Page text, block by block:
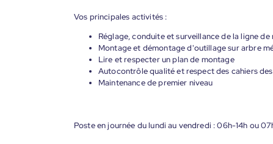
Vos principales activités :
Réglage, conduite et surveillance de la ligne de
Montage et démontage d'outillage sur arbre
Lire et respecter un plan de montage
Autocontrôle qualité et respect des cahiers
Maintenance de premier niveau
Poste en journée du lundi au vendredi : 06h-14h ou